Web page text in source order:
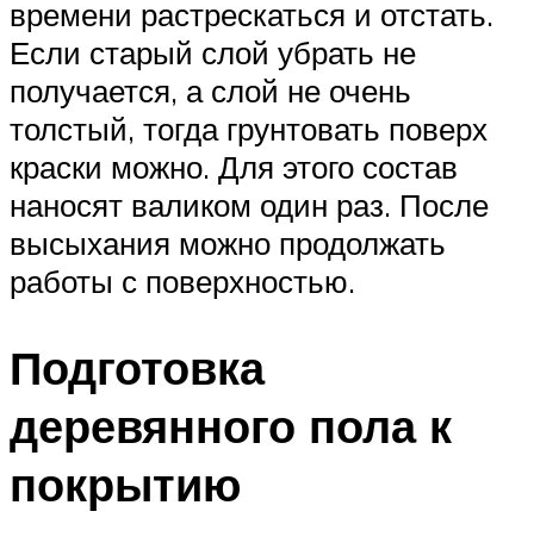
времени растрескаться и отстать.
Если старый слой убрать не
получается, а слой не очень
толстый, тогда грунтовать поверх
краски можно. Для этого состав
наносят валиком один раз. После
высыхания можно продолжать
работы с поверхностью.
Подготовка
деревянного пола к
покрытию